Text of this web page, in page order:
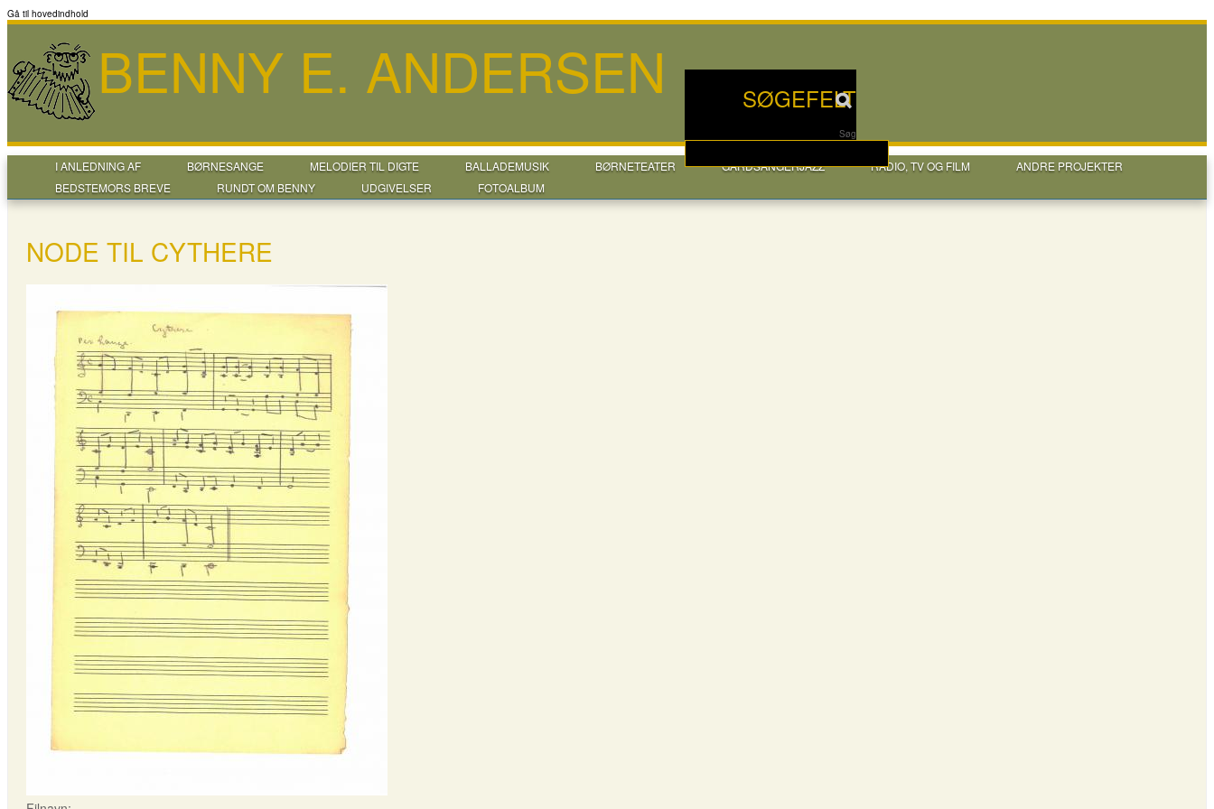
Gå til hovedindhold
SØGEFELT
Søg
BENNY E. ANDERSEN
I ANLEDNING AF BØRNESANGE MELODIER TIL DIGTE BALLADEMUSIK BØRNETEATER GÅRDSANGERJAZZ RADIO, TV OG FILM
ANDRE PROJEKTER
BEDSTEMORS BREVE
RUNDT OM BENNY UDGIVELSER FOTOALBUM
NODE TIL CYTHERE